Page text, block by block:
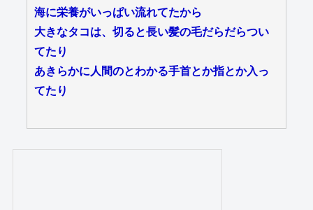
海に栄養がいっぱい流れてたから
大きなタコは、切ると長い髪の毛だらだらつい
てたり
あきらかに人間のとわかる手首とか指とか入っ
てたり